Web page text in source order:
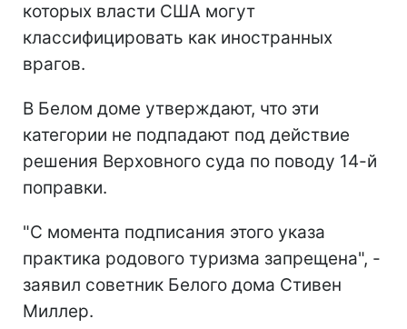
которых власти США могут
классифицировать как иностранных
врагов.
В Белом доме утверждают, что эти
категории не подпадают под действие
решения Верховного суда по поводу 14-й
поправки.
"С момента подписания этого указа
практика родового туризма запрещена", -
заявил советник Белого дома Стивен
Миллер.